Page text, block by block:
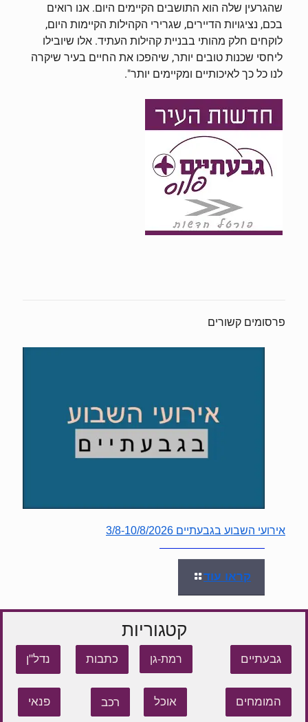
שהגרעין שלה הוא התושבים הקיימים היום. אנו רואים
בכם, נציגויות הדיירים, שגרירי הקהילות הקיימות היום,
לוקחים חלק מהותי בבניית קהילות העתיד. אלו שיובילו
ליחסי שכנות טובים יותר, שיהפכו את החיים בעיר שיקרה
לנו כל כך לאיכותיים ומקיימים יותר".
פרסומים קשורים
אירועי השבוע בגבעתיים 3/8-10/8/2026
קראו עוד
קטגוריות
גבעתיים רמת-גן כתבות נדל"ן
המומחים אוכל רכב פנאי